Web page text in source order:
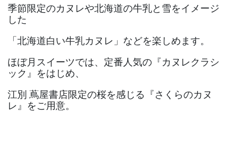
季節限定のカヌレや北海道の牛乳と雪をイメージ
した
「北海道白い牛乳カヌレ」などを楽しめます。
ほぼ月スイーツでは、定番人気の『カヌレクラシ
ック』をはじめ、
江別 蔦屋書店限定の桜を感じる『さくらのカヌ
レ』をご用意。